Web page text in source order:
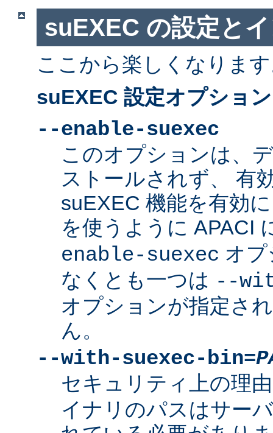
suEXEC の設定と
ここから楽しくなりま
suEXEC 設定オプション
--enable-suexec
このオプションは、
ストールされず、 有
suEXEC 機能を有効
を使うように APACI
enable-suexec オ
なくとも一つは --
オプションが指定さ
ん。
--with-suexec-bin=
セキュリティ上の理
イナリのパスはサー